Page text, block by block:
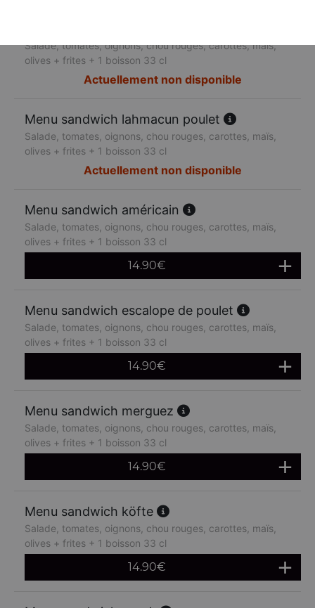
Salade, tomates, oignons, chou rouges, carottes, maïs,
olives + frites + 1 boisson 33 cl
Actuellement non disponible
Menu sandwich lahmacun poulet
Salade, tomates, oignons, chou rouges, carottes, maïs,
olives + frites + 1 boisson 33 cl
Actuellement non disponible
Menu sandwich américain
Salade, tomates, oignons, chou rouges, carottes, maïs,
olives + frites + 1 boisson 33 cl
14.90€
Menu sandwich escalope de poulet
Salade, tomates, oignons, chou rouges, carottes, maïs,
olives + frites + 1 boisson 33 cl
14.90€
Menu sandwich merguez
Salade, tomates, oignons, chou rouges, carottes, maïs,
olives + frites + 1 boisson 33 cl
14.90€
Menu sandwich köfte
Salade, tomates, oignons, chou rouges, carottes, maïs,
olives + frites + 1 boisson 33 cl
14.90€